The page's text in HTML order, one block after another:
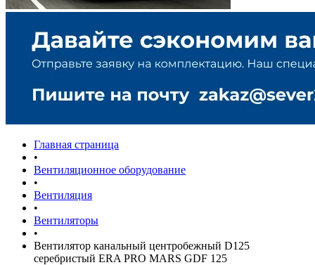
Главная страница
•
Вентиляционное оборудование
•
Вентиляция
•
Вентиляторы
•
Вентилятор канальный центробежный D125
серебристый ERA PRO MARS GDF 125